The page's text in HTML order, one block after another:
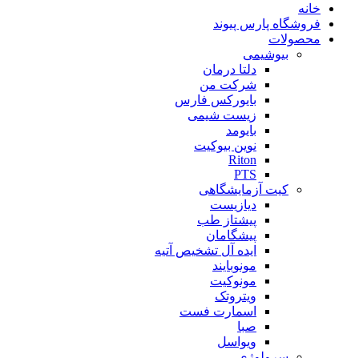
خانه
فروشگاه پارس پیوند
محصولات
بیوشیمی
دلتا درمان
شرکت من
بایورکس فارس
زیست شیمی
بایومد
نوین بیوکیت
Riton
PTS
کیت آزمایشگاهی
دیازیست
پیشتاز طب
پیشگامان
ایده آل تشخیص آتیه
مونوبایند
مونوکیت
ویتروتک
اسمارت فست
صبا
ویواسل